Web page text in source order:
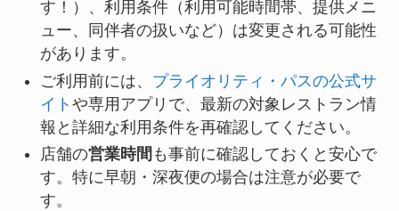
す！）、利用条件（利用可能時間帯、提供メニ
ュー、同伴者の扱いなど）は変更される可能性
があります。
ご利用前には、 プライオリティ・パスの公式サ
イト や専用アプリで、最新の対象レストラン情
報と詳細な利用条件を再確認してください。
店舗の営業時間 も事前に確認しておくと安心で
す。特に早朝・深夜便の場合は注意が必要で
す。